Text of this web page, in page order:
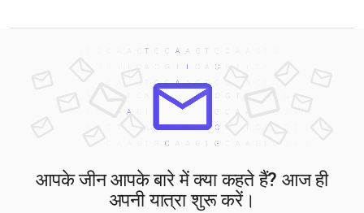
आपके जीन आपके बारे में क्या कहते हैं? आज ही
अपनी यात्रा शुरू करें।